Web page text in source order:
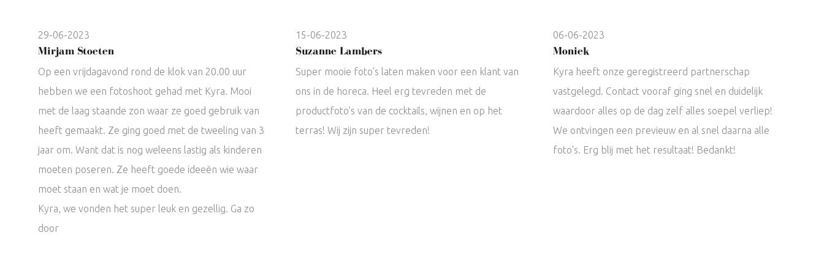
29-06-2023
Mirjam Stoeten
Op een vrijdagavond rond de klok van 20.00 uur
hebben we een fotoshoot gehad met Kyra. Mooi
met de laag staande zon waar ze goed gebruik van
heeft gemaakt. Ze ging goed met de tweeling van 3
jaar om. Want dat is nog weleens lastig als kinderen
moeten poseren. Ze heeft goede ideeën wie waar
moet staan en wat je moet doen.
Kyra, we vonden het super leuk en gezellig. Ga zo
door
15-06-2023
Suzanne Lambers
Super mooie foto’s laten maken voor een klant van
ons in de horeca. Heel erg tevreden met de
productfoto’s van de cocktails, wijnen en op het
terras! Wij zijn super tevreden!
06-06-2023
Moniek
Kyra heeft onze geregistreerd partnerschap
vastgelegd. Contact vooraf ging snel en duidelijk
waardoor alles op de dag zelf alles soepel verliep!
We ontvingen een previeuw en al snel daarna alle
foto's. Erg blij met het resultaat! Bedankt!